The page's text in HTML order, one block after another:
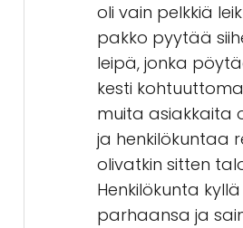
oli vain pelkkiä
pakko pyytää
leipä, jonka
kesti
muita asiakkaita
ja henkilökuntaa
olivatkin sitten
Henkilökunta
parhaansa ja